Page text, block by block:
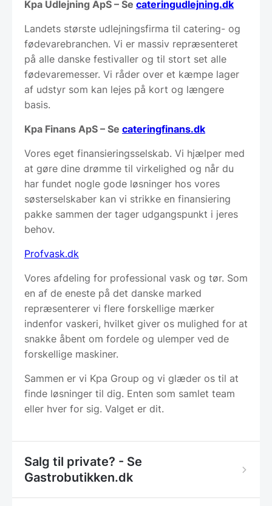
Kpa Udlejning ApS – Se cateringudlejning.dk
Landets største udlejningsfirma til catering- og
fødevarebranchen. Vi er massiv repræsenteret
på alle danske festivaller og til stort set alle
fødevaremesser. Vi råder over et kæmpe lager
af udstyr som kan lejes på kort og længere
basis.
Kpa Finans ApS – Se cateringfinans.dk
Vores eget finansieringsselskab. Vi hjælper med
at gøre dine drømme til virkelighed og når du
har fundet nogle gode løsninger hos vores
søsterselskaber kan vi strikke en finansiering
pakke sammen der tager udgangspunkt i jeres
behov.
Profvask.dk
Vores afdeling for professional vask og tør. Som
en af de eneste på det danske marked
repræsenterer vi flere forskellige mærker
indenfor vaskeri, hvilket giver os mulighed for at
snakke åbent om fordele og ulemper ved de
forskellige maskiner.
Sammen er vi Kpa Group og vi glæder os til at
finde løsninger til dig. Enten som samlet team
eller hver for sig. Valget er dit.
Salg til private? - Se
Gastrobutikken.dk